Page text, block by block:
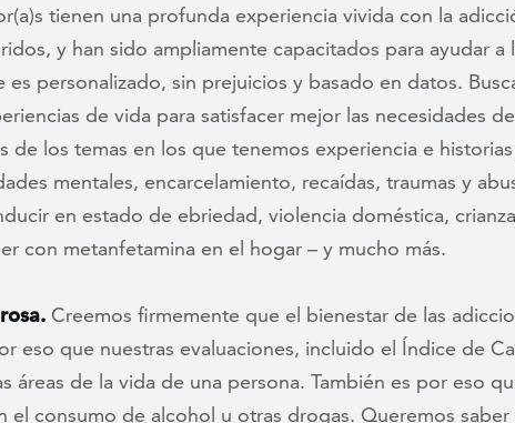
tienen una profunda experiencia vivida con la
y han sido ampliamente capacitados para ayudar a
personalizado, sin prejuicios y basado en datos.
de vida para satisfacer mejor las necesidades
de los temas en los que tenemos experiencia e
mentales, encarcelamiento, recaídas, traumas y
en estado de ebriedad, violencia doméstica,
con metanfetamina en el hogar – y mucho más.
Creemos firmemente que el bienestar de las
eso que nuestras evaluaciones, incluido el Índice de
áreas de la vida de una persona. También es por eso
el consumo de alcohol u otras drogas. Queremos